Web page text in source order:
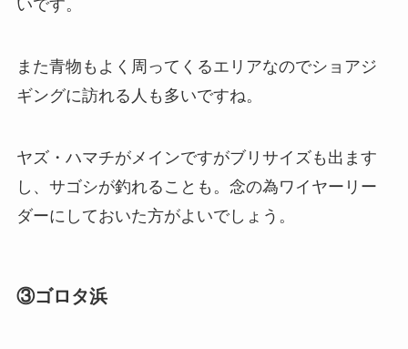
いです。
また青物もよく周ってくるエリアなのでショアジ
ギングに訪れる人も多いですね。
ヤズ・ハマチがメインですがブリサイズも出ます
し、サゴシが釣れることも。念の為ワイヤーリー
ダーにしておいた方がよいでしょう。
③ゴロタ浜